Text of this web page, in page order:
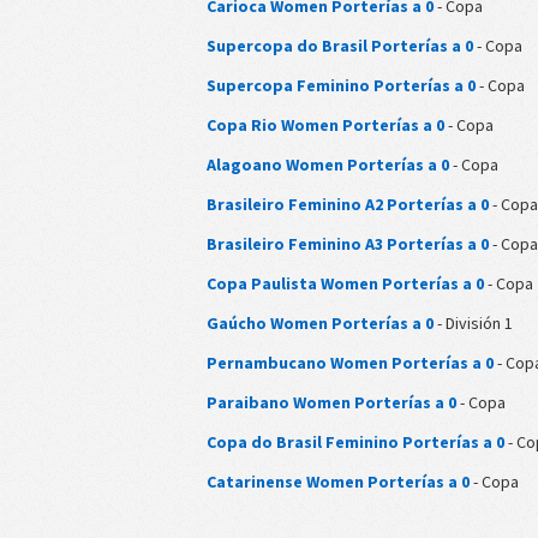
Carioca Women Porterías a 0- Copa
Supercopa do Brasil Porterías a 0- Copa
Supercopa Feminino Porterías a 0- Copa
Copa Rio Women Porterías a 0- Copa
Alagoano Women Porterías a 0- Copa
Brasileiro Feminino A2 Porterías a 0- Copa
Brasileiro Feminino A3 Porterías a 0- Copa
Copa Paulista Women Porterías a 0- Copa
Gaúcho Women Porterías a 0- División 1
Pernambucano Women Porterías a 0-
Paraibano Women Porterías a 0- Copa
Copa do Brasil Feminino Porterías a 0-
Catarinense Women Porterías a 0- Copa